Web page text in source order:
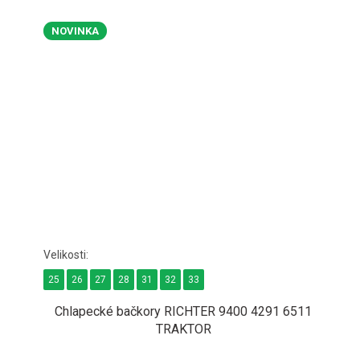
NOVINKA
Chlapecké bačkory RICHTER 9400 4291 6511
TRAKTOR
25 26 27 28 31 32 33